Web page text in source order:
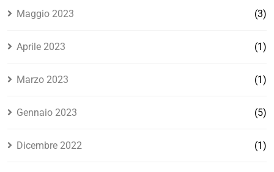
Maggio 2023 (3)
Aprile 2023 (1)
Marzo 2023 (1)
Gennaio 2023 (5)
Dicembre 2022 (1)